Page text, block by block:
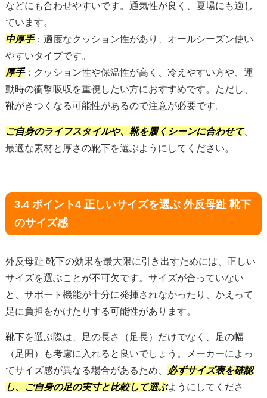
などにも合わせやすいです。通気性が良く、夏場にも適し
ています。
中厚手：適度なクッション性があり、オールシーズン使い
やすいタイプです。
厚手：クッション性や保温性が高く、冷えやすい方や、運
動時の衝撃吸収を重視したい方におすすめです。ただし、
靴がきつくなる可能性があるので注意が必要です。
ご自身のライフスタイルや、靴を履くシーンに合わせて、
最適な素材と厚さの靴下を選ぶようにしてください。
3.4 ポイント4 正しいサイズを選ぶ 外反母趾 靴下
のサイズ感
外反母趾 靴下の効果を最大限に引き出すためには、正しい
サイズを選ぶことが不可欠です。サイズが合っていない
と、サポート機能が十分に発揮されなかったり、かえって
足に負担をかけたりする可能性があります。
靴下を選ぶ際は、足の長さ（足長）だけでなく、足の幅
（足囲）も考慮に入れると良いでしょう。メーカーによっ
てサイズ感が異なる場合があるため、
必ずサイズ表を確認
し、ご自身の足の実寸と比較して選ぶようにしてくださ